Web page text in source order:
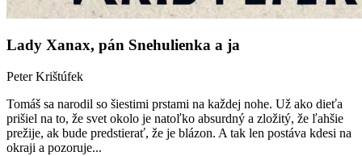
Lady Xanax, pán Snehulienka a ja
Peter Krištúfek
Tomáš sa narodil so šiestimi prstami na každej nohe. Už ako dieťa
prišiel na to, že svet okolo je natoľko absurdný a zložitý, že ľahšie
prežije, ak bude predstierať, že je blázon. A tak len postáva kdesi na
okraji a pozoruje...